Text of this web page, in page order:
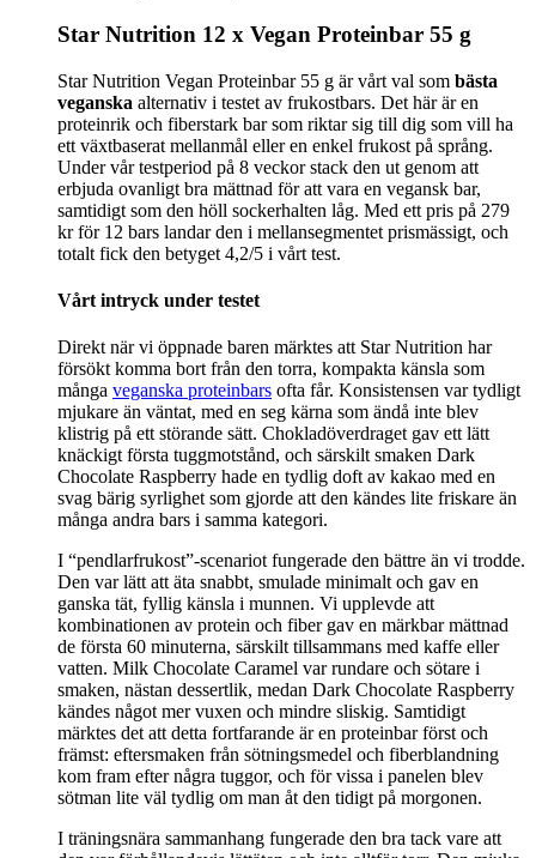
Star Nutrition 12 x Vegan Proteinbar 55 g
Star Nutrition Vegan Proteinbar 55 g är vårt val som bästa
veganska alternativ i testet av frukostbars. Det här är en
proteinrik och fiberstark bar som riktar sig till dig som vill ha
ett växtbaserat mellanmål eller en enkel frukost på språng.
Under vår testperiod på 8 veckor stack den ut genom att
erbjuda ovanligt bra mättnad för att vara en vegansk bar,
samtidigt som den höll sockerhalten låg. Med ett pris på 279
kr för 12 bars landar den i mellansegmentet prismässigt, och
totalt fick den betyget 4,2/5 i vårt test.
Vårt intryck under testet
Direkt när vi öppnade baren märktes att Star Nutrition har
försökt komma bort från den torra, kompakta känsla som
många veganska proteinbars ofta får. Konsistensen var tydligt
mjukare än väntat, med en seg kärna som ändå inte blev
klistrig på ett störande sätt. Chokladöverdraget gav ett lätt
knäckigt första tuggmotstånd, och särskilt smaken Dark
Chocolate Raspberry hade en tydlig doft av kakao med en
svag bärig syrlighet som gjorde att den kändes lite friskare än
många andra bars i samma kategori.
I “pendlarfrukost”-scenariot fungerade den bättre än vi trodde.
Den var lätt att äta snabbt, smulade minimalt och gav en
ganska tät, fyllig känsla i munnen. Vi upplevde att
kombinationen av protein och fiber gav en märkbar mättnad
de första 60 minuterna, särskilt tillsammans med kaffe eller
vatten. Milk Chocolate Caramel var rundare och sötare i
smaken, nästan dessertlik, medan Dark Chocolate Raspberry
kändes något mer vuxen och mindre sliskig. Samtidigt
märktes det att detta fortfarande är en proteinbar först och
främst: eftersmaken från sötningsmedel och fiberblandning
kom fram efter några tuggor, och för vissa i panelen blev
sötman lite väl tydlig om man åt den tidigt på morgonen.
I träningsnära sammanhang fungerade den bra tack vare att